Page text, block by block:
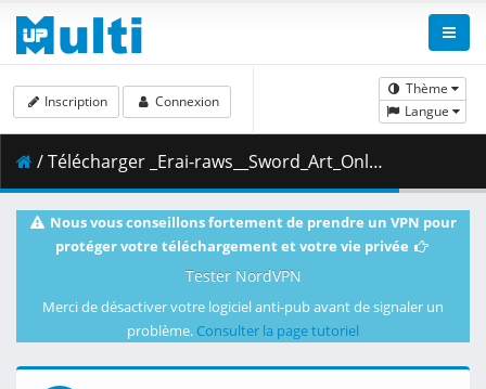
Thème
Langue
Inscription Connexion
/ Télécharger _Erai-raws__Sword_Art_Online_-_Extra_Edition__720p__Multiple_Subtitle_.mkv.002 ( 897.06 MB )
Nous vous conseillons fortement de prendre un VPN pour
protéger votre téléchargement et votre vie privée
Tester NordVPN
Merci de désactiver votre logiciel anti-pub avant de signaler un
problème. Consulter la page tutoriel